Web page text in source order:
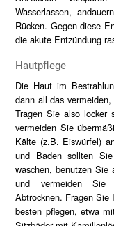
Wasserlassen,
Rücken. Gegen diese
die akute Entzündung
Hautpflege
Die Haut im
dann all das
Tragen Sie also locker
vermeiden Sie
Kälte (z.B. Eiswürfel)
und Baden sollten
waschen, benutzen
und vermeiden Sie
Abtrocknen. Fragen
besten pflegen, etwa